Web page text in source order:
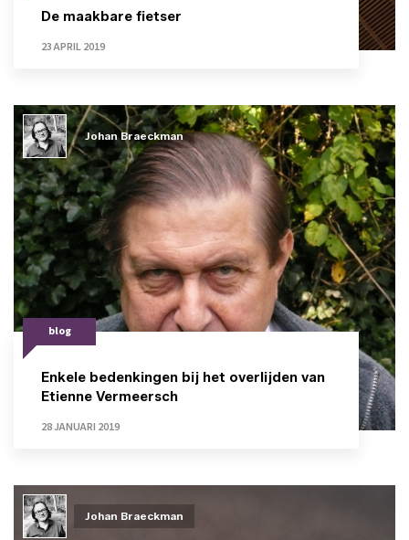
De maakbare fietser
23 APRIL 2019
blog
Enkele bedenkingen bij het overlijden van
Etienne Vermeersch
28 JANUARI 2019
Johan Braeckman
Johan Braeckman